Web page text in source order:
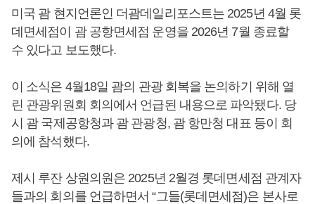
미국 괌 현지언론인 더괌데일리포스트는 2025년 4월 롯
데면세점이 괌 공항면세점 운영을 2026년 7월 종료할
수 있다고 보도했다.
이 소식은 4월18일 괌의 관광 회복을 논의하기 위해 열
린 관광위원회 회의에서 언급된 내용으로 파악됐다. 당
시 괌 국제공항청과 괌 관광청, 괌 항만청 대표 등이 회
의에 참석했다.
제시 루잔 상원의원은 2025년 2월경 롯데면세점 관계자
들과의 회의를 언급하면서 “그들(롯데면세점)은 본사로